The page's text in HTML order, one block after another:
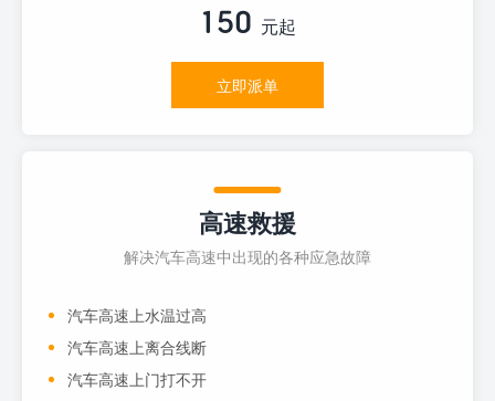
150 元起
立即派单
高速救援
解决汽车高速中出现的各种应急故障
汽车高速上水温过高
汽车高速上离合线断
汽车高速上门打不开